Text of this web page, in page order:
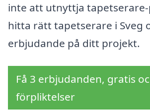
inte att utnyttja
hitta rätt tapetserare i Sveg
erbjudande på ditt projekt.
Få 3 erbjudanden, gratis
förpliktelser